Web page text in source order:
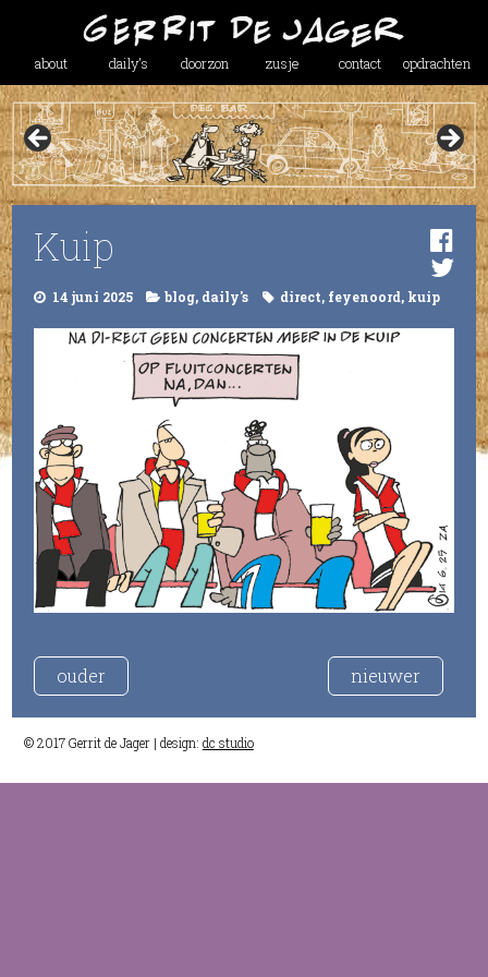
about daily’s doorzon zusje contact opdrachten
Kuip
14 juni 2025 blog, daily's direct, feyenoord, kuip
ouder nieuwer
© 2017 Gerrit de Jager | design: dc studio